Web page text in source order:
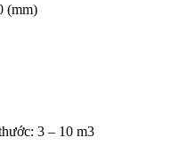
(mm)
3 – 10 m3